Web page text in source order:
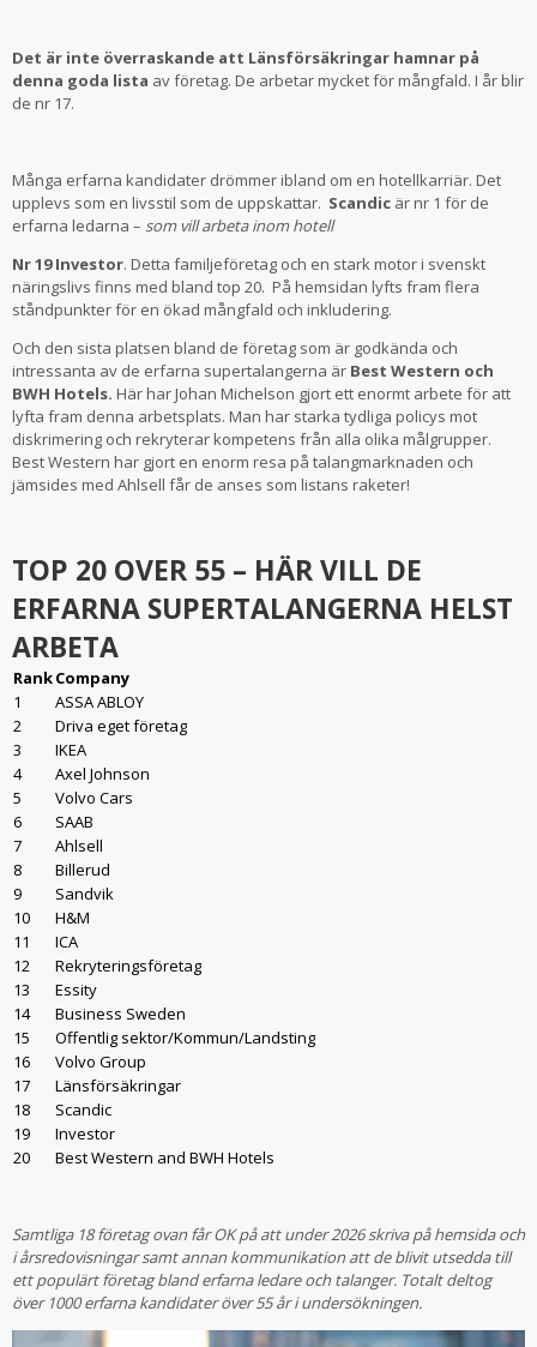
Det är inte överraskande att Länsförsäkringar hamnar på
denna goda lista av företag. De arbetar mycket för mångfald. I år blir
de nr 17.
Många erfarna kandidater drömmer ibland om en hotellkarriär. Det
upplevs som en livsstil som de uppskattar. Scandic är nr 1 för de
erfarna ledarna – som vill arbeta inom hotell
Nr 19 Investor. Detta familjeföretag och en stark motor i svenskt
näringslivs finns med bland top 20. På hemsidan lyfts fram flera
ståndpunkter för en ökad mångfald och inkludering.
Och den sista platsen bland de företag som är godkända och
intressanta av de erfarna supertalangerna är Best Western och
BWH Hotels. Här har Johan Michelson gjort ett enormt arbete för att
lyfta fram denna arbetsplats. Man har starka tydliga policys mot
diskrimering och rekryterar kompetens från alla olika målgrupper.
Best Western har gjort en enorm resa på talangmarknaden och
jämsides med Ahlsell får de anses som listans raketer!
TOP 20 OVER 55 – HÄR VILL DE
ERFARNA SUPERTALANGERNA HELST
ARBETA
RankCompany
1
ASSA ABLOY
2
Driva eget företag
3
IKEA
4
Axel Johnson
5
Volvo Cars
6
SAAB
7
Ahlsell
8
Billerud
9
Sandvik
10
H&M
11
ICA
12
Rekryteringsföretag
13
Essity
14
Business Sweden
15
Offentlig sektor/Kommun/Landsting
16
Volvo Group
17
Länsförsäkringar
18
Scandic
19
Investor
20
Best Western and BWH Hotels
Samtliga 18 företag ovan får OK på att under 2026 skriva på hemsida och
i årsredovisningar samt annan kommunikation att de blivit utsedda till
ett populärt företag bland erfarna ledare och talanger. Totalt deltog
över 1000 erfarna kandidater över 55 år i undersökningen.